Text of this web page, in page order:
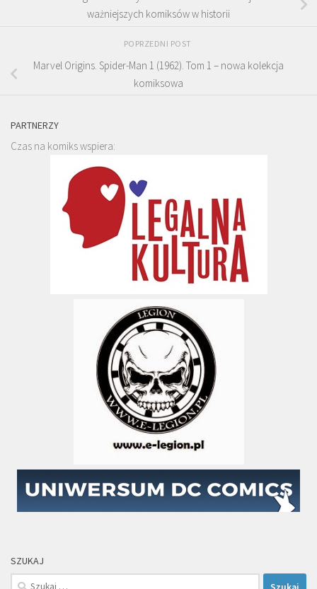
ważniejszych komiksów w historii
POPRZEDNI POST
Marvel Origins. Spider-Man 1 (1962). Tom 1 – nowa kolekcja
komiksowa
PARTNERZY
Czas na komiks wspiera:
SZUKAJ
Szukaj: